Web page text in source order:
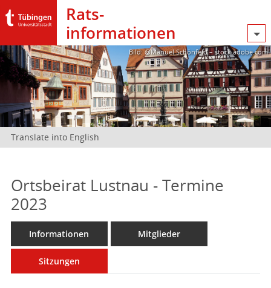
Rats­
informationen
Bild: @Manuel Schönfeld – stock.adobe.com
Translate into English
Ortsbeirat Lustnau - Termine
2023
Informationen Mitglieder
Sitzungen